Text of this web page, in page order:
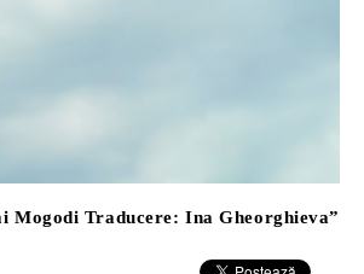
Mogodi Traducere: Ina Gheorghieva”